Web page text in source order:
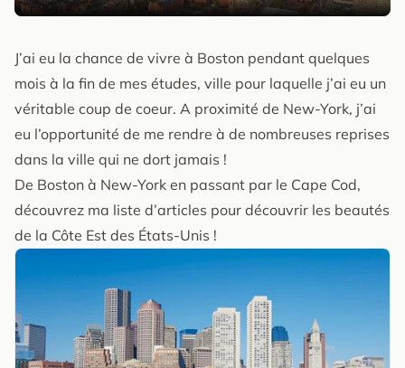
J’ai eu la chance de vivre à Boston pendant quelques
mois à la fin de mes études, ville pour laquelle j’ai eu un
véritable coup de coeur. A proximité de New-York, j’ai
eu l’opportunité de me rendre à de nombreuses reprises
dans la ville qui ne dort jamais !
De Boston à New-York en passant par le Cape Cod,
découvrez ma liste d’articles pour découvrir les beautés
de la Côte Est des États-Unis !